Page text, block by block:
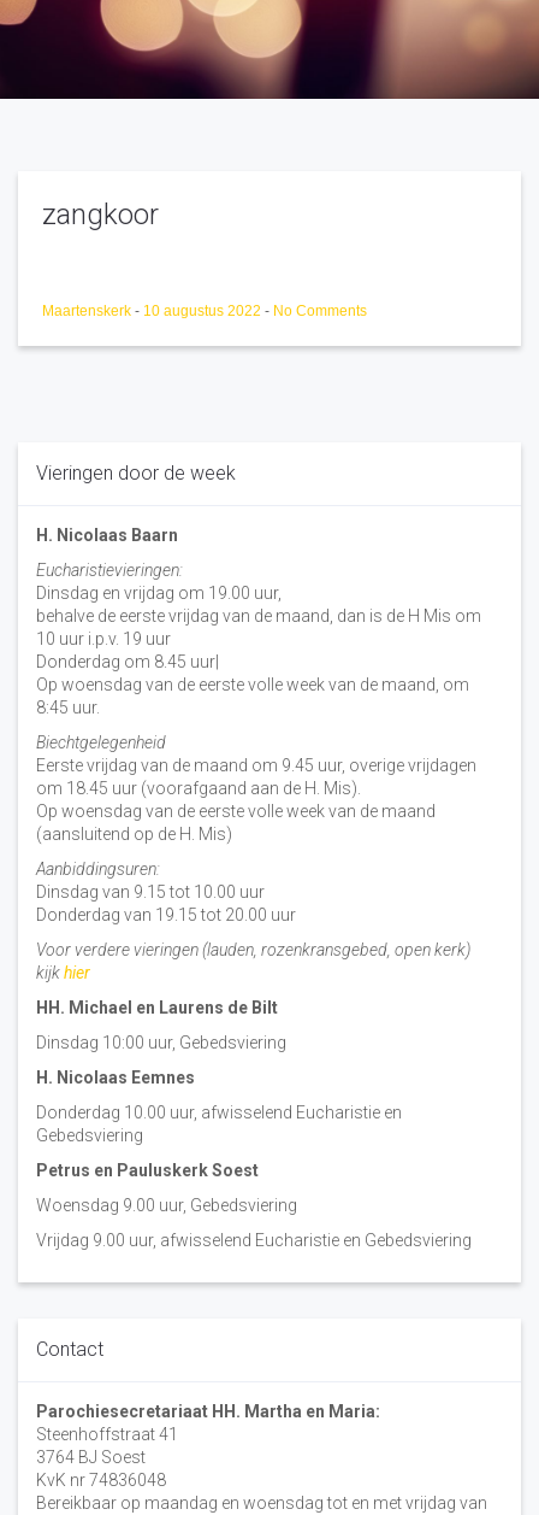
zangkoor
Maartenskerk - 10 augustus 2022 - No Comments
Vieringen door de week
H. Nicolaas Baarn
Eucharistievieringen:
Dinsdag en vrijdag om 19.00 uur,
behalve de eerste vrijdag van de maand, dan is de H Mis om
10 uur i.p.v. 19 uur
Donderdag om 8.45 uur|
Op woensdag van de eerste volle week van de maand, om
8:45 uur.
Biechtgelegenheid
Eerste vrijdag van de maand om 9.45 uur, overige vrijdagen
om 18.45 uur (voorafgaand aan de H. Mis).
Op woensdag van de eerste volle week van de maand
(aansluitend op de H. Mis)
Aanbiddingsuren:
Dinsdag van 9.15 tot 10.00 uur
Donderdag van 19.15 tot 20.00 uur
Voor verdere vieringen (lauden, rozenkransgebed, open kerk)
kijkhier
HH. Michael en Laurens de Bilt
Dinsdag 10:00 uur, Gebedsviering
H. Nicolaas Eemnes
Donderdag 10.00 uur, afwisselend Eucharistie en
Gebedsviering
Petrus en Pauluskerk Soest
Woensdag 9.00 uur, Gebedsviering
Vrijdag 9.00 uur, afwisselend Eucharistie en Gebedsviering
Contact
Parochiesecretariaat HH. Martha en Maria:
Steenhoffstraat 41
3764 BJ Soest
KvK nr 74836048
Bereikbaar op maandag en woensdag tot en met vrijdag van